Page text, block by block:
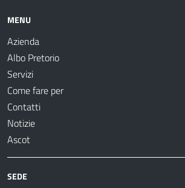
MENU
Azienda
Albo Pretorio
Servizi
Come fare per
Contatti
Notizie
Ascot
SEDE